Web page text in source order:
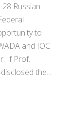
Russian
to
and IOC
If Prof.
the...